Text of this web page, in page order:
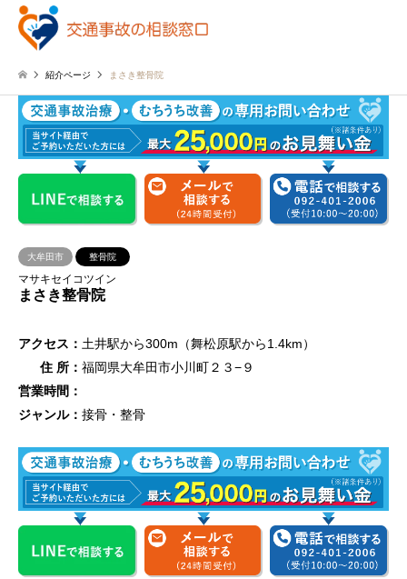
紹介ページ まさき整骨院
大牟田市 整骨院
マサキセイコツイン
まさき整骨院
アクセス： 土井駅から300m（舞松原駅から1.4km）
住 所： 福岡県大牟田市小川町２３−９
営業時間：
ジャンル： 接骨・整骨